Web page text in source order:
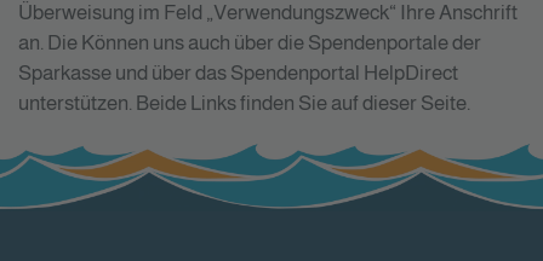
Überweisung im Feld „Verwendungszweck“ Ihre Anschrift
an. Die Können uns auch über die Spendenportale der
Sparkasse und über das Spendenportal HelpDirect
unterstützen. Beide Links finden Sie auf dieser Seite.